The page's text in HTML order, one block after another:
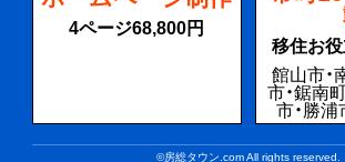
4ページ68,800円
移住お
館山市・
市・鋸南
市・勝
©房総タウン.com All rights reserved.